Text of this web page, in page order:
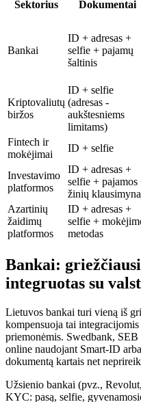
Sektorius Dokumentai
Bankai
ID + adresas +
selfie + pajamų
šaltinis
Kriptovaliutų
biržos
ID + selfie
(adresas -
aukštesniems
limitams)
Fintech ir
mokėjimai
ID + selfie
Investavimo
platformos
ID + adresas +
selfie + pajamos
žinių
Azartinių
žaidimų
platformos
ID + adresas +
selfie +
metodas
Bankai:
integruotas su
Lietuvos bankai turi vieną iš
kompensuoja tai
priemonėmis. Swedbank,
online naudojant Smart-ID
dokumentą kartais net
Užsienio bankai (pvz.,
KYC: pasą, selfie,